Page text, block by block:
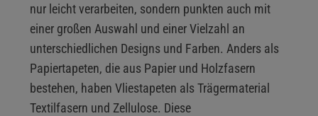
nur leicht verarbeiten, sondern punkten auch mit
einer großen Auswahl und einer Vielzahl an
unterschiedlichen Designs und Farben. Anders als
Papiertapeten, die aus Papier und Holzfasern
bestehen, haben Vliestapeten als Trägermaterial
Textilfasern und Zellulose. Diese